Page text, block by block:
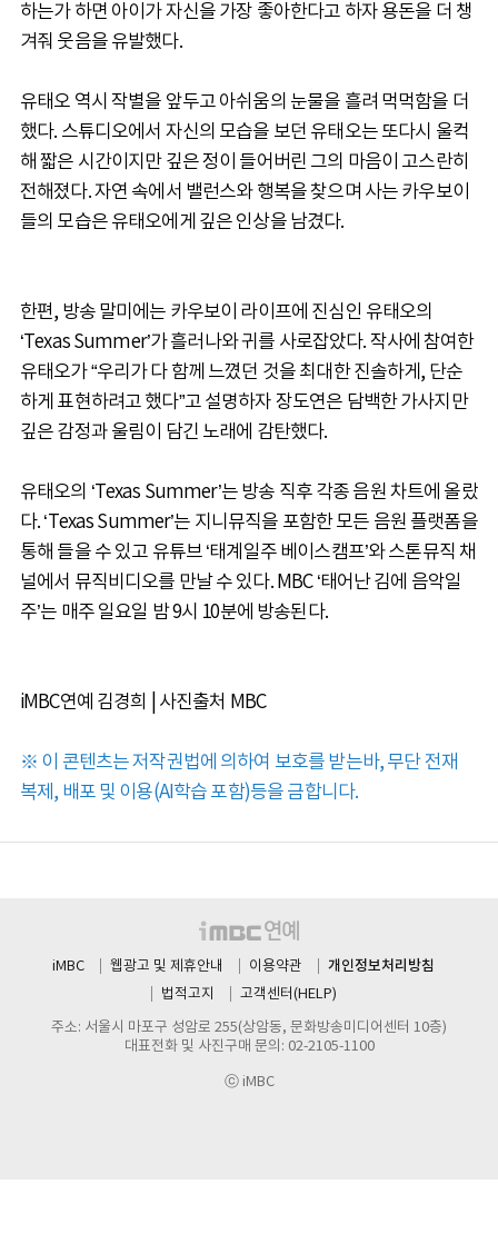
하는가 하면 아이가 자신을 가장 좋아한다고 하자 용돈을 더 챙
겨줘 웃음을 유발했다.
유태오 역시 작별을 앞두고 아쉬움의 눈물을 흘려 먹먹함을 더
했다. 스튜디오에서 자신의 모습을 보던 유태오는 또다시 울컥
해 짧은 시간이지만 깊은 정이 들어버린 그의 마음이 고스란히
전해졌다. 자연 속에서 밸런스와 행복을 찾으며 사는 카우보이
들의 모습은 유태오에게 깊은 인상을 남겼다.
한편, 방송 말미에는 카우보이 라이프에 진심인 유태오의
‘Texas Summer’가 흘러나와 귀를 사로잡았다. 작사에 참여한
유태오가 “우리가 다 함께 느꼈던 것을 최대한 진솔하게, 단순
하게 표현하려고 했다”고 설명하자 장도연은 담백한 가사지만
깊은 감정과 울림이 담긴 노래에 감탄했다.
유태오의 ‘Texas Summer’는 방송 직후 각종 음원 차트에 올랐
다. ‘Texas Summer’는 지니뮤직을 포함한 모든 음원 플랫폼을
통해 들을 수 있고 유튜브 ‘태계일주 베이스캠프’와 스톤뮤직 채
널에서 뮤직비디오를 만날 수 있다. MBC ‘태어난 김에 음악일
주’는 매주 일요일 밤 9시 10분에 방송된다.
iMBC연예 김경희 | 사진출처 MBC
※ 이 콘텐츠는 저작권법에 의하여 보호를 받는바, 무단 전재
복제, 배포 및 이용(AI학습 포함)등을 금합니다.
iMBC 웹광고 및 제휴안내 이용약관 개인정보처리방침
법적고지
고객센터(HELP)
주소: 서울시 마포구 성암로 255(상암동, 문화방송미디어센터 10층)
대표전화 및 사진구매 문의: 02-2105-1100
ⓒ iMBC